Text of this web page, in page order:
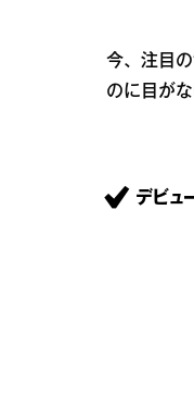
今、注目
のに目が
デビュ